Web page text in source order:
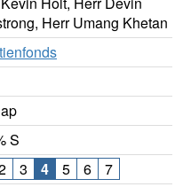
Herr Umang Khetan
S
3 4 5 6
7